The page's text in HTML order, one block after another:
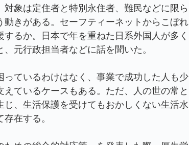
象は定住者と特別永住者、難民などに限ら
きがある。セーフティーネットからこぼれ
るか。日本で年を重ねた日系外国人が多く
元行政担当者などに話を聞いた。
ているわけはなく、事業で成功した人も少
ているケースもある。ただ、人の世の常と
、生活保護を受けてもおかしくない生活水
在する。